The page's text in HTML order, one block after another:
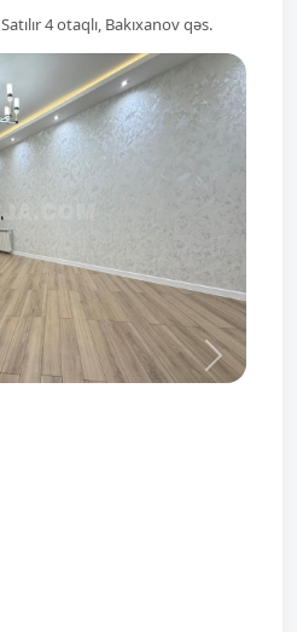
Satılır 4 otaqlı, Bakıxanov qəs.
Next